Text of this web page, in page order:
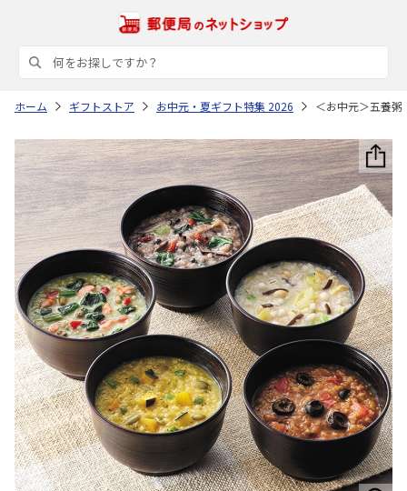
ホーム ギフトストア お中元・夏ギフト特集 2026 ＜お中元＞五養